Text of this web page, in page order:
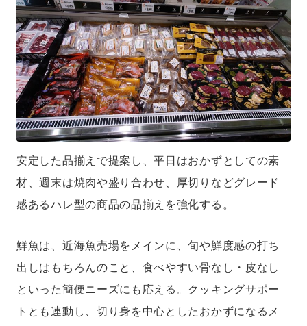
安定した品揃えで提案し、平日はおかずとしての素
材、週末は焼肉や盛り合わせ、厚切りなどグレード
感あるハレ型の商品の品揃えを強化する。
鮮魚は、近海魚売場をメインに、旬や鮮度感の打ち
出しはもちろんのこと、食べやすい骨なし・皮なし
といった簡便ニーズにも応える。クッキングサポー
トとも連動し、切り身を中心としたおかずになるメ